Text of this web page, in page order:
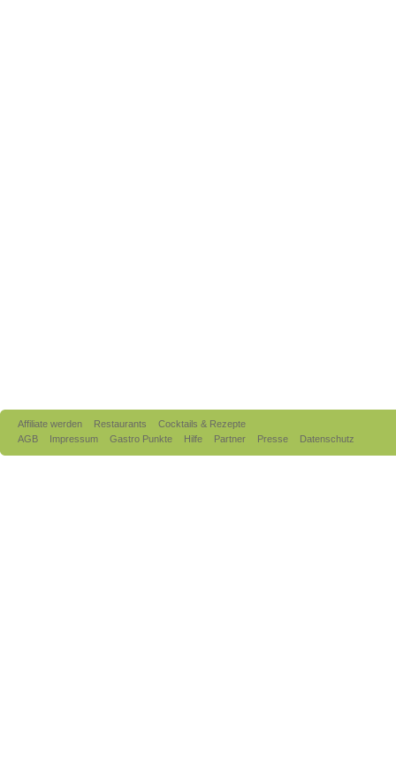
Affiliate werden Restaurants
Cocktails & Rezepte
AGB
Impressum Gastro Punkte Hilfe Partner Presse Datenschutz